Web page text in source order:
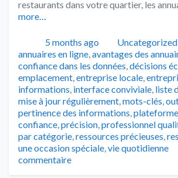
restaurants dans votre quartier, les
more…
Publié5 months ago Catégories
Uncategorized
annuaires en ligne,avantages des
confiance dans les données,décisions
emplacement,entreprise locale,
informations, interface conviviale, liste
mise à jour régulièrement,mots-clés,
pertinence des informations,
confiance,précision,professionnel
par catégorie,ressources précieuses,
une occasion spéciale,vie quotidienne
commentaire